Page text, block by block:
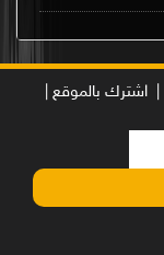
اشترك بالموقع |